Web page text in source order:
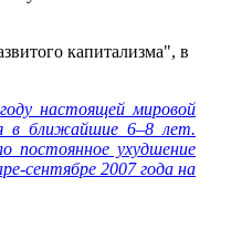
капитализма", в
настоящей мировой
в ближайшие 6–8 лет.
постоянное ухудшение
сентябре 2007 года на